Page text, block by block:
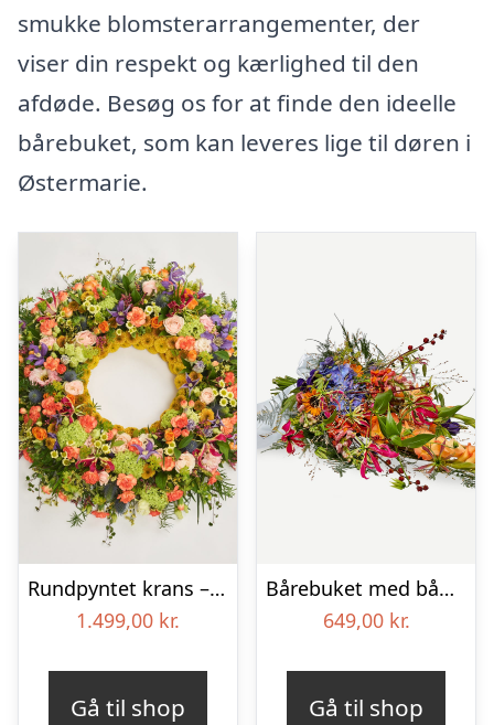
smukke blomsterarrangementer, der
viser din respekt og kærlighed til den
afdøde. Besøg os for at finde den ideelle
bårebuket, som kan leveres lige til døren i
Østermarie.
Rundpyntet krans – Et farverigt farvel
1.499,00 kr.
Gå til shop
Bårebuket med bånd – Et farverigt farvel
649,00 kr.
Gå til shop